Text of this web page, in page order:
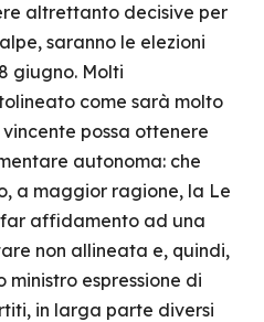
altrettanto decisive per
saranno le elezioni
giugno. Molti
come sarà molto
possa ottenere
autonoma: che
a maggior ragione, la Le
affidamento ad una
non allineata e, quindi,
ministro espressione di
in larga parte diversi